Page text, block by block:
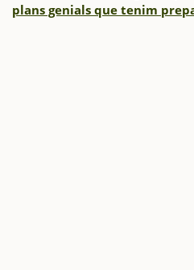
plans genials que tenim